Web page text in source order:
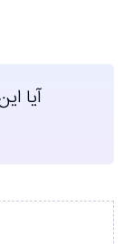
آیا